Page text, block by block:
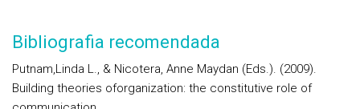
Bibliografia recomendada
Putnam,Linda L., & Nicotera, Anne Maydan (Eds.). (2009).
Building theories oforganization: the constitutive role of